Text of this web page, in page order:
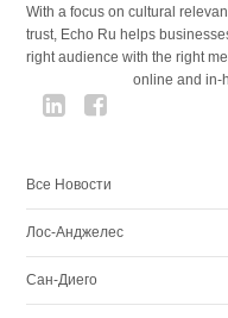
With a focus on cultural
trust, Echo Ru helps
right audience with the right
online and in-
Все Новости
Лос-Анджелес
Сан-Диего